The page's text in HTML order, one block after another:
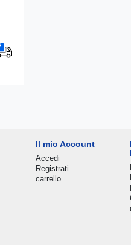
Il mio Account
Accedi
Registrati
carrello